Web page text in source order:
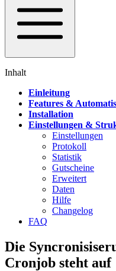
Inhalt
Einleitung
Features &
Installation
Einstellungen &
Einstellungen
Protokoll
Statistik
Gutscheine
Erweitert
Daten
Hilfe
Changelog
FAQ
Die
Cronjob steht